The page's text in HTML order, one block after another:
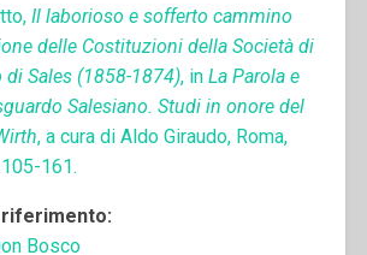
Il laborioso e sofferto cammino
delle Costituzioni della Società di
di Sales (1858-1874), in La Parola e
Salesiano. Studi in onore del
, a cura di Aldo Giraudo, Roma,
161.
Bosco